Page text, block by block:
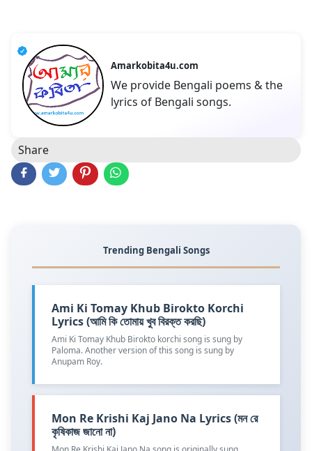
Amarkobita4u.com
We provide Bengali poems & the
lyrics of Bengali songs.
Share
Trending Bengali Songs
Ami Ki Tomay Khub Birokto Korchi
Lyrics (আমি কি তোমায় খুব বিরক্ত করছি)
Ami Ki Tomay Khub Birokto korchi song is sung by
Paloma. Another version of this song is sung by
Anupam Roy.
Mon Re Krishi Kaj Jano Na Lyrics (মন রে
কৃষিকাজ জানো না)